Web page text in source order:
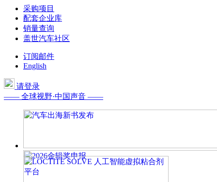
采购项目
配套企业库
销量查询
盖世汽车社区
订阅邮件
English
请登录
—— 全球视野·中国声音 ——